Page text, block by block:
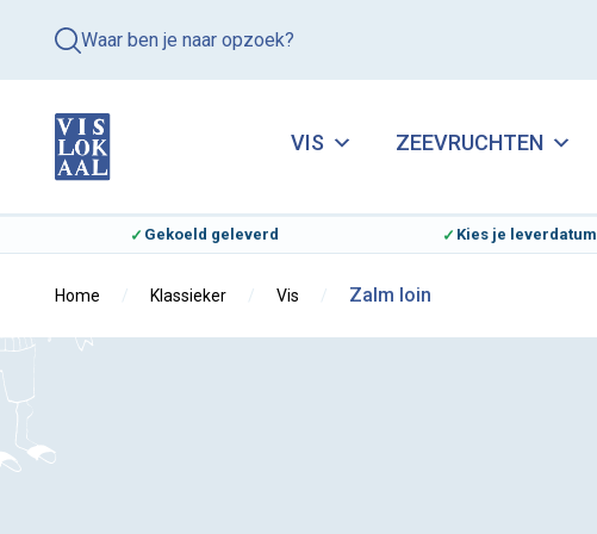
Waar ben je naar opzoek?
VIS ZEEVRUCHTEN
Gekoeld geleverd Kies je leverdatum
Home Klassieker Vis Zalm loin